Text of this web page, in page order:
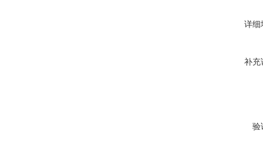
详细
补充
验